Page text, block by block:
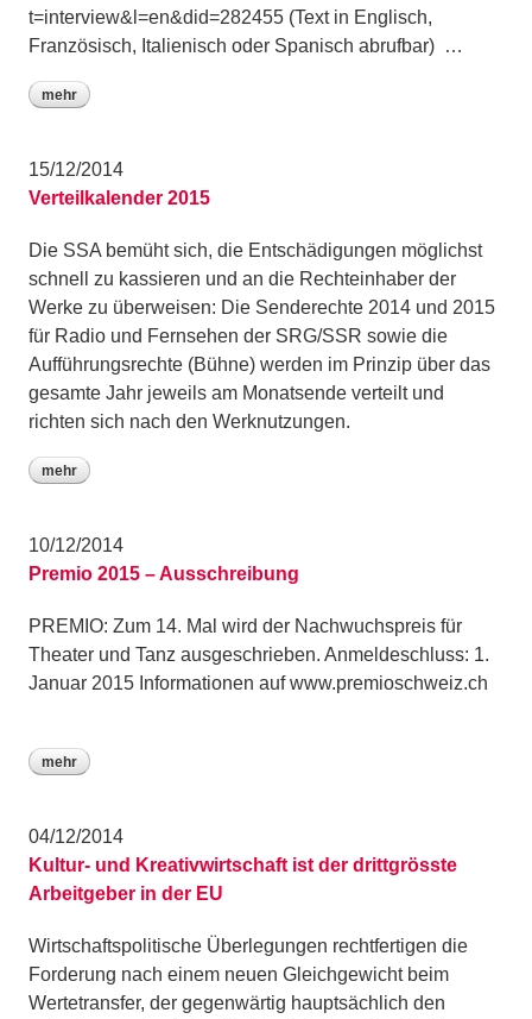
t=interview&l=en&did=282455 (Text in Englisch,
Französisch, Italienisch oder Spanisch abrufbar) …
mehr
15/12/2014
Verteilkalender 2015
Die SSA bemüht sich, die Entschädigungen möglichst
schnell zu kassieren und an die Rechteinhaber der
Werke zu überweisen: Die Senderechte 2014 und 2015
für Radio und Fernsehen der SRG/SSR sowie die
Aufführungsrechte (Bühne) werden im Prinzip über das
gesamte Jahr jeweils am Monatsende verteilt und
richten sich nach den Werknutzungen.
mehr
10/12/2014
Premio 2015 – Ausschreibung
PREMIO: Zum 14. Mal wird der Nachwuchspreis für
Theater und Tanz ausgeschrieben. Anmeldeschluss: 1.
Januar 2015 Informationen auf www.premioschweiz.ch
mehr
04/12/2014
Kultur- und Kreativwirtschaft ist der drittgrösste
Arbeitgeber in der EU
Wirtschaftspolitische Überlegungen rechtfertigen die
Forderung nach einem neuen Gleichgewicht beim
Wertetransfer, der gegenwärtig hauptsächlich den